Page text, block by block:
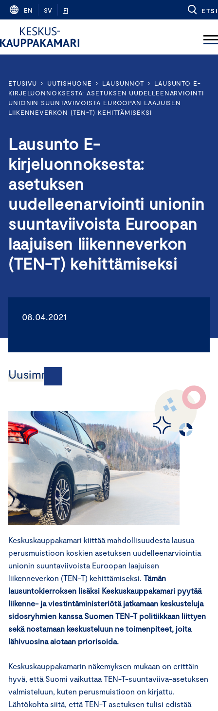
Skip
content
EN SV FI ETSI
ETUSIVU › UUTISHUONE › LAUSUNNOT ›
LAUSUNTO E-
KIRJELUONNOKSESTA: ASETUKSEN UUDELLEENARVIOINTI
UNIONIN SUUNTAVIIVOISTA EUROOPAN LAAJUISEN
LIIKENNEVERKON (TEN-T) KEHITTÄMISEKSI
Lausunto E-
kirjeluonnoksesta:
asetuksen
uudelleenarviointi unionin
suuntaviivoista Euroopan
laajuisen liikenneverkon
(TEN-T) kehittämiseksi
08.04.2021
Uusimmat
Keskuskauppakamari kiittää mahdollisuudesta lausua
perusmuistioon koskien asetuksen uudelleenarviointia
unionin suuntaviivoista Euroopan laajuisen
liikenneverkon (TEN-T) kehittämiseksi. Tämän
lausuntokierroksen lisäksi Keskuskauppakamari pyytää
liikenne- ja viestintäministeriötä jatkamaan keskusteluja
sidosryhmien kanssa Suomen TEN-T politiikkaan liittyen
sekä nostamaan keskusteluun ne toimenpiteet, joita
lähivuosina aiotaan priorisoida.
Keskuskauppakamarin näkemyksen mukaan on erittäin
hyvä, että Suomi vaikuttaa TEN-T-suuntaviiva-asetuksen
valmisteluun, kuten perusmuistioon on kirjattu.
Lähtökohta siitä, että TEN-T asetuksen tulisi edistää